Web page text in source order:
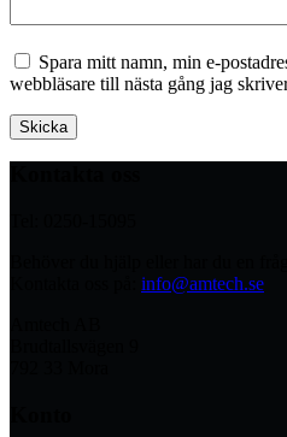
Spara mitt namn, min e-
webbläsare till nästa gång jag
Skicka
info@amtech.se